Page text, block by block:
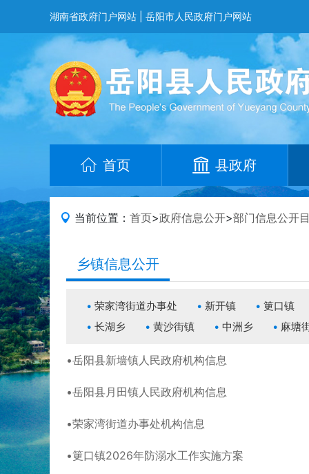
湖南省政府门户网站 岳阳市人民政府门户网站
首页 县政府
当前位置： 首页>政府信息公开>部门信息公开
乡镇信息公开
荣家湾街道办事处 新开镇 筻口镇
长湖乡
黄沙街镇 中洲乡 麻塘
岳阳县新墙镇人民政府机构信息
岳阳县月田镇人民政府机构信息
荣家湾街道办事处机构信息
筻口镇2026年防溺水工作实施方案